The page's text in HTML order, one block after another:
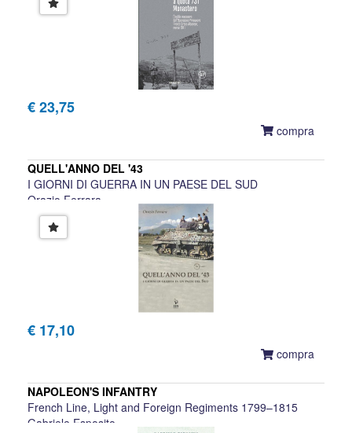
€ 23,75
compra
QUELL'ANNO DEL '43
I GIORNI DI GUERRA IN UN PAESE DEL SUD
Orazio Ferrara
€ 17,10
compra
NAPOLEON'S INFANTRY
French Line, Light and Foreign Regiments 1799–1815
Gabriele Esposito